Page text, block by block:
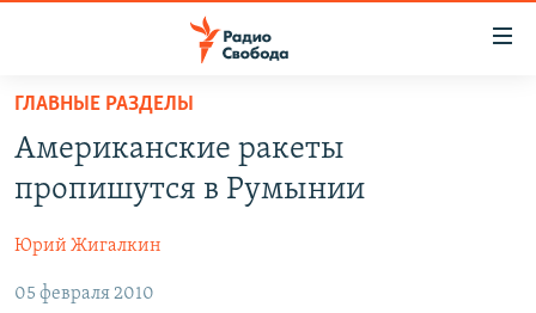
упрощенного
доступа
основному
Вернутся
ПОДКАСТЫ
АВТОРСКИЕ ПРОЕКТЫ
ЦИТАТЫ СВОБОДЫ
МНЕНИЯ
ГЛАВНЫЕ РАЗДЕЛЫ
Американские ракеты
пропишутся в Румынии
Юрий Жигалкин
05 февраля 2010